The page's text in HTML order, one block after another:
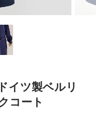
イツ製ベルリ
コート